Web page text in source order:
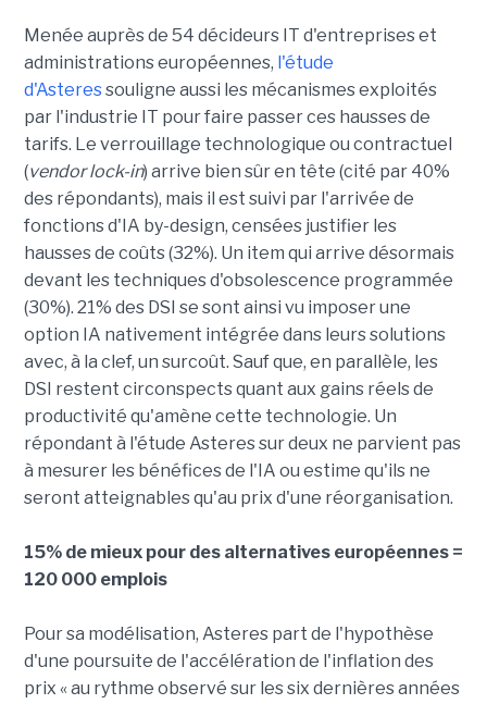
Menée auprès de 54 décideurs IT d'entreprises et
administrations européennes, l'étude
d'Asteressouligne aussi les mécanismes exploités
par l'industrie IT pour faire passer ces hausses de
tarifs. Le verrouillage technologique ou contractuel
(vendor lock-in) arrive bien sûr en tête (cité par 40%
des répondants), mais il est suivi par l'arrivée de
fonctions d'IA by-design, censées justifier les
hausses de coûts (32%). Un item qui arrive désormais
devant les techniques d'obsolescence programmée
(30%). 21% des DSI se sont ainsi vu imposer une
option IA nativement intégrée dans leurs solutions
avec, à la clef, un surcoût. Sauf que, en parallèle, les
DSI restent circonspects quant aux gains réels de
productivité qu'amène cette technologie. Un
répondant à l'étude Asteres sur deux ne parvient pas
à mesurer les bénéfices de l'IA ou estime qu'ils ne
seront atteignables qu'au prix d'une réorganisation.
15% de mieux pour des alternatives européennes =
120 000 emplois
Pour sa modélisation, Asteres part de l'hypothèse
d'une poursuite de l'accélération de l'inflation des
prix « au rythme observé sur les six dernières années